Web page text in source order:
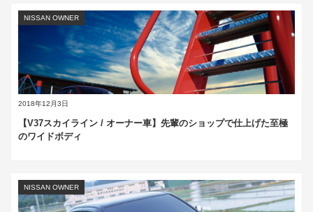
2018年12月3日
NISSAN OWNER
【V37スカイライン / オーナー車】先輩のショップで仕上げた至極
のワイドボディ
NISSAN OWNER